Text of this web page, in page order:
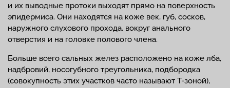
и их выводные протоки выходят прямо на поверхность
эпидермиса. Они находятся на коже век, губ, сосков,
наружного слухового прохода, вокруг анального
отверстия и на головке полового члена.
Больше всего сальных желез расположено на коже лба,
надбровий, носогубного треугольника, подбородка
(совокупность этих участков часто называют Т-зоной),